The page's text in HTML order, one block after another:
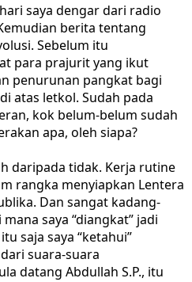
saya dengar dari radio
berita tentang
Sebelum itu
para prajurit yang ikut
penurunan pangkat bagi
atas letkol. Sudah pada
kok belum-belum sudah
apa, oleh siapa?
daripada tidak. Kerja rutine
rangka menyiapkan Lentera
Dan sangat kadang-
saya “diangkat” jadi
saja saya “ketahui”
suara-suara
datang Abdullah S.P., itu